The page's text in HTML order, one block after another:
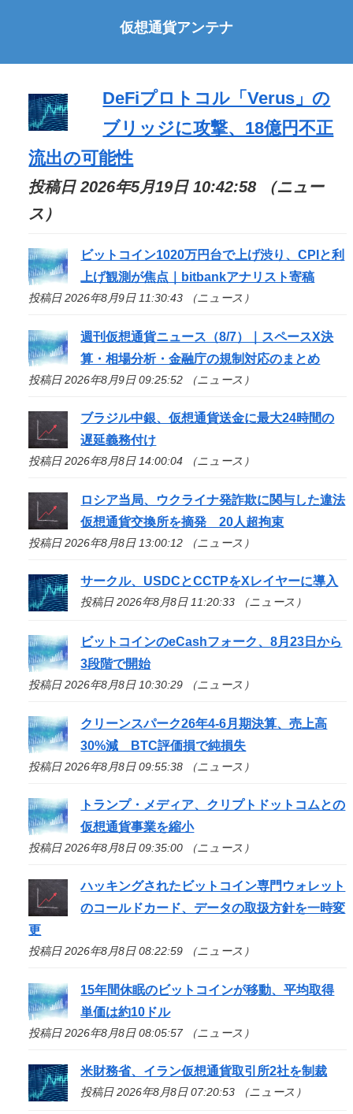
仮想通貨アンテナ
DeFiプロトコル「Verus」の
ブリッジに攻撃、18億円不正
流出の可能性
投稿日 2026年5月19日 10:42:58 （ニュー
ス）
ビットコイン1020万円台で上げ渋り、CPIと利
上げ観測が焦点｜bitbankアナリスト寄稿
投稿日 2026年8月9日 11:30:43 （ニュース）
週刊仮想通貨ニュース（8/7）｜スペースX決
算・相場分析・金融庁の規制対応のまとめ
投稿日 2026年8月9日 09:25:52 （ニュース）
ブラジル中銀、仮想通貨送金に最大24時間の
遅延義務付け
投稿日 2026年8月8日 14:00:04 （ニュース）
ロシア当局、ウクライナ発詐欺に関与した違法
仮想通貨交換所を摘発 20人超拘束
投稿日 2026年8月8日 13:00:12 （ニュース）
サークル、USDCとCCTPをXレイヤーに導入
投稿日 2026年8月8日 11:20:33 （ニュース）
ビットコインのeCashフォーク、8月23日から
3段階で開始
投稿日 2026年8月8日 10:30:29 （ニュース）
クリーンスパーク26年4-6月期決算、売上高
30%減 BTC評価損で純損失
投稿日 2026年8月8日 09:55:38 （ニュース）
トランプ・メディア、クリプトドットコムとの
仮想通貨事業を縮小
投稿日 2026年8月8日 09:35:00 （ニュース）
ハッキングされたビットコイン専門ウォレット
のコールドカード、データの取扱方針を一時変
更
投稿日 2026年8月8日 08:22:59 （ニュース）
15年間休眠のビットコインが移動、平均取得
単価は約10ドル
投稿日 2026年8月8日 08:05:57 （ニュース）
米財務省、イラン仮想通貨取引所2社を制裁
投稿日 2026年8月8日 07:20:53 （ニュース）